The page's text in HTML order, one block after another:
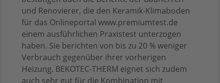
und Renovierer, die den Keramik-Klimaboden
für das Onlineportal www.premiumtest.de
einem ausführlichen Praxistest unterzogen
haben. Sie berichten von bis zu 20 % weniger
Verbrauch gegenüber ihrer vorherigen
Heizung. BEKOTEC-THERM eignet sich zudem
auch sehr gut für die Kombination mit